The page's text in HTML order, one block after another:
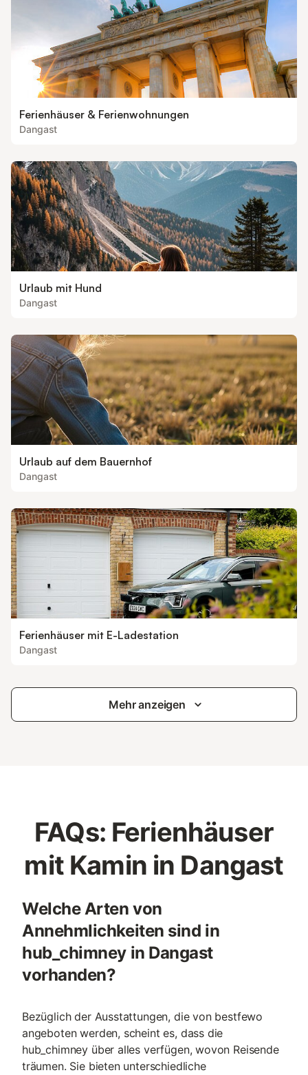
Ferienhäuser & Ferienwohnungen
Dangast
Urlaub mit Hund
Dangast
Urlaub auf dem Bauernhof
Dangast
Ferienhäuser mit E-Ladestation
Dangast
Mehr anzeigen
FAQs: Ferienhäuser
mit Kamin in Dangast
Welche Arten von
Annehmlichkeiten sind in
hub_chimney in Dangast
vorhanden?
Bezüglich der Ausstattungen, die von bestfewo
angeboten werden, scheint es, dass die
hub_chimney über alles verfügen, wovon Reisende
träumen. Sie bieten unterschiedliche